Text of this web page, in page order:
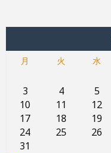
月
火 水
3
4 5
10
11 12
17
18 19
24
25 26
31